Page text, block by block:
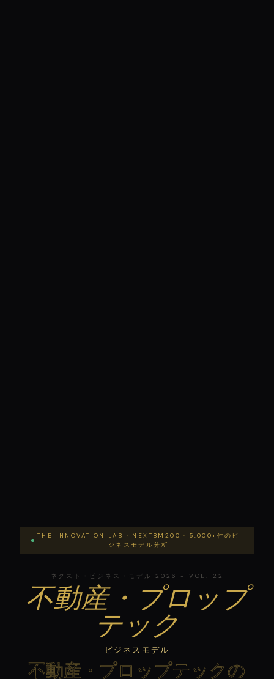
THE INNOVATION LAB · NEXTBM200 · 5,000+件のビ
ジネスモデル分析
ネクスト・ビジネス・モデル 2026 - VOL. 22
不動産・プロップ
テック
ビジネスモデル
不動産・プロップテックの